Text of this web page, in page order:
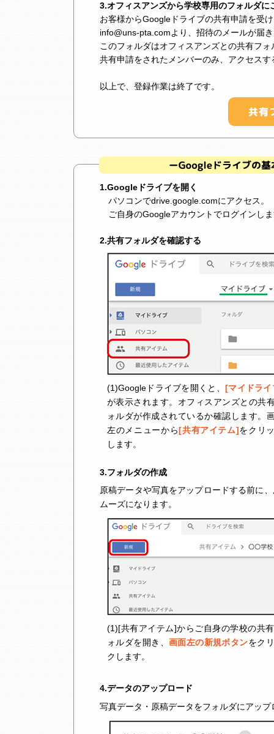
3.オフィスアンズから学校専用のフォルダに
お客様からGoogleドライブの共有申請を受
info@uns-pta.comより、招待のメールが届
このフォルダはオフィスアンズとの共有フォ
共有申請をされたメンバーのみ、アクセス
以上で、登録作業は終了です。
1.Googleドライブを開く
パソコンでdrive.google.comにアクセス。
ご自身のGoogleアカウントでログインし
2.共有フォルダを確認する
4.データのアップロード
3.フォルダの作成
(1)[共有アイテム]からご自身の学校の共
ォルダを開き、 画面左の新規ボタンをク
クします。
(1)Googleドライブを開くと、 [マイドライ
が表示されます。オフィスアンズとの共
ォルダが作成されているか確認します。
左のメニューから[共有アイテム]をクリ
します。
原稿データや写真をアップロードする前に
ムーズになります。
写真データ・原稿データをフォルダにアッ